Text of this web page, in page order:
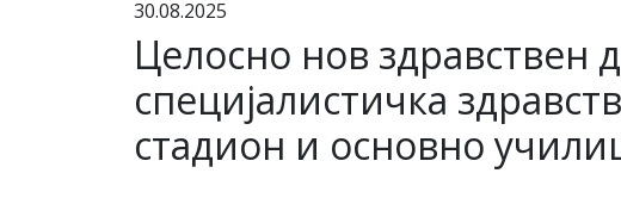
30.08.2025
Целосно нов
специјалистичка
стадион и основно